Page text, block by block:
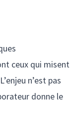
ceux qui misent
n’est pas
donne le